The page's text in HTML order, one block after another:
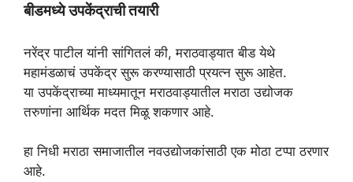
बीडमध्ये उपकेंद्राची तयारी
नरेंद्र पाटील यांनी सांगितलं की, मराठवाड्यात बीड येथे
महामंडळाचं उपकेंद्र सुरू करण्यासाठी प्रयत्न सुरू आहेत.
या उपकेंद्राच्या माध्यमातून मराठवाड्यातील मराठा उद्योजक
तरुणांना आर्थिक मदत मिळू शकणार आहे.
हा निधी मराठा समाजातील नवउद्योजकांसाठी एक मोठा टप्पा ठरणार
आहे.